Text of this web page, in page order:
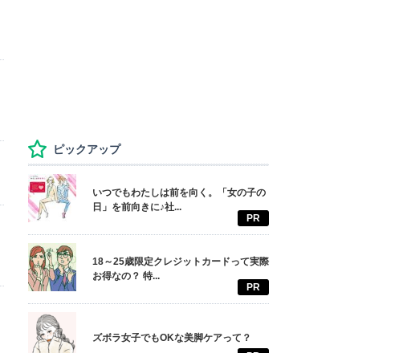
ピックアップ
いつでもわたしは前を向く。「女の子の
日」を前向きに♪社...
PR
18～25歳限定クレジットカードって実際
お得なの？ 特...
PR
ズボラ女子でもOKな美脚ケアって？